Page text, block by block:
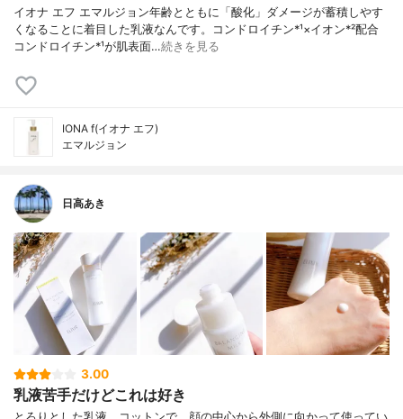
イオナ エフ エマルジョン年齢とともに「酸化」ダメージが蓄積しやす
くなることに着目した乳液なんです。コンドロイチン*¹×イオン*²配合
コンドロイチン*¹が肌表面…続きを見る
IONA f(イオナ エフ)
エマルジョン
日高あき
3.00
乳液苦手だけどこれは好き